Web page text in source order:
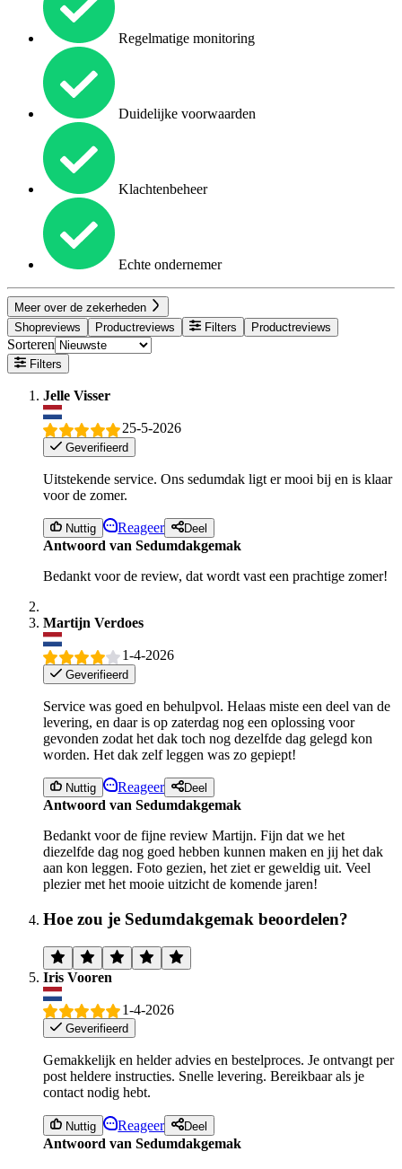
Regelmatige monitoring
Duidelijke voorwaarden
Klachtenbeheer
Echte ondernemer
Meer over de zekerheden
Shopreviews
Productreviews Filters Productreviews
Sorteren
Filters
Jelle Visser
25-5-2026
Geverifieerd
Uitstekende service. Ons sedumdak ligt er mooi bij en is klaar
voor de zomer.
Nuttig Reageer Deel
Antwoord van Sedumdakgemak
Bedankt voor de review, dat wordt vast een prachtige zomer!
Martijn Verdoes
1-4-2026
Geverifieerd
Service was goed en behulpvol. Helaas miste een deel van de
levering, en daar is op zaterdag nog een oplossing voor
gevonden zodat het dak toch nog dezelfde dag gelegd kon
worden. Het dak zelf leggen was zo gepiept!
Nuttig Reageer Deel
Antwoord van Sedumdakgemak
Bedankt voor de fijne review Martijn. Fijn dat we het
diezelfde dag nog goed hebben kunnen maken en jij het dak
aan kon leggen. Foto gezien, het ziet er geweldig uit. Veel
plezier met het mooie uitzicht de komende jaren!
Hoe zou je Sedumdakgemak beoordelen?
Iris Vooren
1-4-2026
Geverifieerd
Gemakkelijk en helder advies en bestelproces. Je ontvangt per
post heldere instructies. Snelle levering. Bereikbaar als je
contact nodig hebt.
Nuttig Reageer Deel
Antwoord van Sedumdakgemak